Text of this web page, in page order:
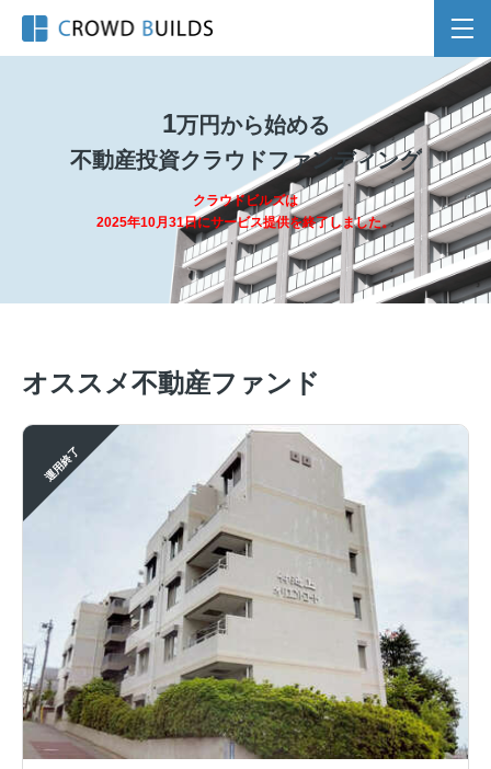
1万円から始める
不動産投資クラウドファンディング
クラウドビルズは
2025年10月31日にサービス提供を終了しました。
オススメ不動産ファンド
運用終了